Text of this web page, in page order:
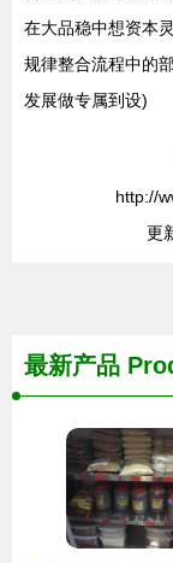
在大品稳中想资本
规律整合流程中的
发展做专属到设)
http://
更
最新产品